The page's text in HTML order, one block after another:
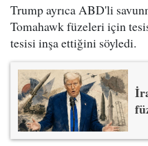
Trump ayrıca ABD'li
Tomahawk füzeleri için
tesisi inşa ettiğini söyledi.